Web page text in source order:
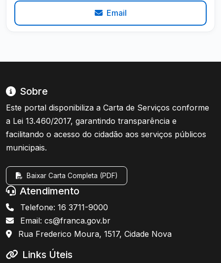
Email
Sobre
Este portal disponibiliza a Carta de Serviços conforme
a Lei 13.460/2017, garantindo transparência e
facilitando o acesso do cidadão aos serviços públicos
municipais.
Baixar Carta Completa (PDF)
Atendimento
Telefone: 16 3711-9000
Email: cs@franca.gov.br
Rua Frederico Moura, 1517, Cidade Nova
Links Úteis